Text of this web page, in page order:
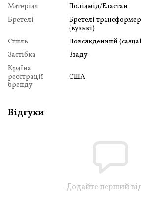
Матеріал
Поліамід/Еластан
Бретелі
Бретелі
(вузькі)
Стиль
Повсякденний
Застібка
Ззаду
Країна
реєстрації
бренду
США
Відгуки
Додайте перший